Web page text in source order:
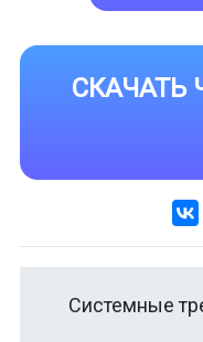
СКАЧАТЬ
Системные